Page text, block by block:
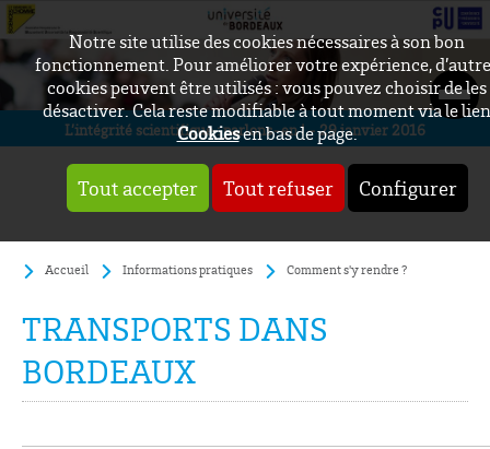
Notre site utilise des cookies nécessaires à son bon
fonctionnement. Pour améliorer votre expérience,
cookies peuvent être utilisés : vous pouvez choisir de les
désactiver. Cela reste modifiable à tout moment via le lien
Cookiesen bas de page.
Tout accepter Tout refuser Configurer
L’intégrité scientifique : parlons-en ! - 29 janvier 2016
Accueil Informations pratiques Comment s'y rendre ?
TRANSPORTS DANS
BORDEAUX